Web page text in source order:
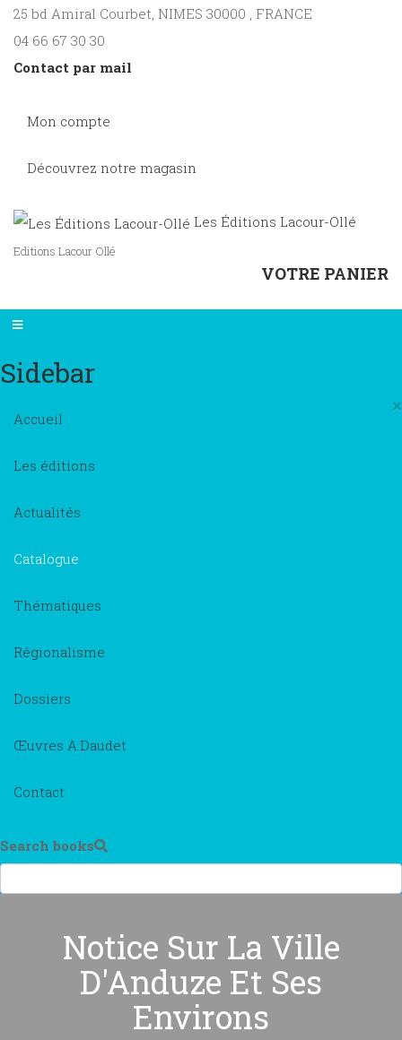
25 bd Amiral Courbet, NIMES 30000 , FRANCE
04 66 67 30 30
Contact par mail
Mon compte
Découvrez notre magasin
Les Éditions Lacour-Ollé
Editions Lacour Ollé
VOTRE PANIER
Sidebar
×
Accueil
Les éditions
Actualités
Catalogue
Thématiques
Régionalisme
Dossiers
Œuvres A.Daudet
Contact
Search books
Notice Sur La Ville
D'Anduze Et Ses
Environs